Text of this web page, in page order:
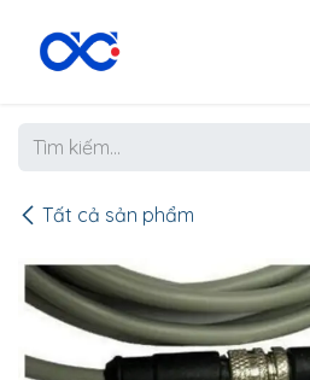
Tất cả sản phẩm